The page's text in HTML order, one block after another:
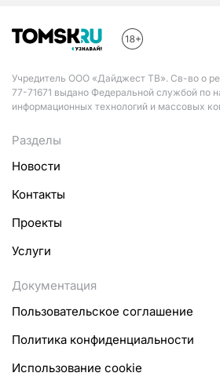
Учредитель ООО «Дайджест ТВ». Св-во о
77-71671 выдано Федеральной службой по
информационных технологий и массовых
Разделы
Новости
Контакты
Проекты
Услуги
Документация
Пользовательское соглашение
Политика конфиденциальности
Использование cookie